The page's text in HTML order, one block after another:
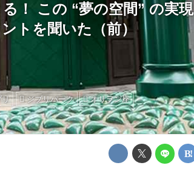
！ この “夢の空間” の実現
トを聞いた（前）
リ ジブリパーク
オリヲン座